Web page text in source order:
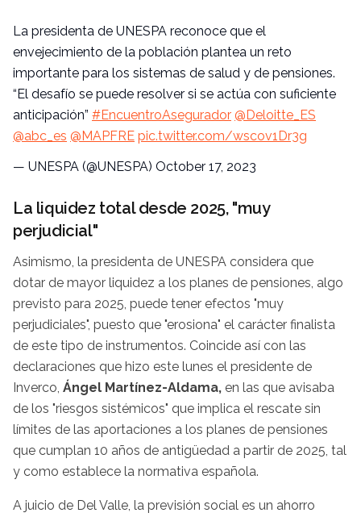
La presidenta de UNESPA reconoce que el
envejecimiento de la población plantea un reto
importante para los sistemas de salud y de pensiones.
“El desafío se puede resolver si se actúa con suficiente
anticipación” #EncuentroAsegurador @Deloitte_ES
@abc_es @MAPFRE pic.twitter.com/wscov1Dr3g
— UNESPA (@UNESPA) October 17, 2023
La liquidez total desde 2025, "muy
perjudicial"
Asimismo, la presidenta de UNESPA considera que
dotar de mayor liquidez a los planes de pensiones, algo
previsto para 2025, puede tener efectos "muy
perjudiciales", puesto que "erosiona" el carácter finalista
de este tipo de instrumentos. Coincide así con las
declaraciones que hizo este lunes el presidente de
Inverco, Ángel Martínez-Aldama, en las que avisaba
de los "riesgos sistémicos" que implica el rescate sin
límites de las aportaciones a los planes de pensiones
que cumplan 10 años de antigüedad a partir de 2025, tal
y como establece la normativa española.
A juicio de Del Valle, la previsión social es un ahorro